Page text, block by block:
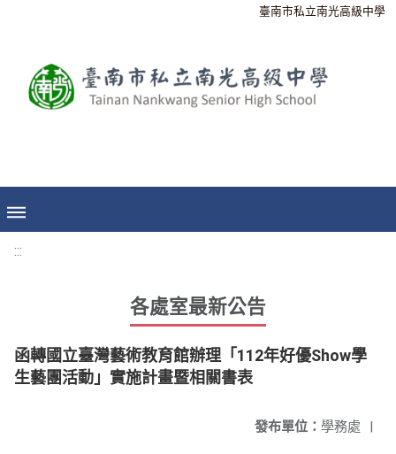
臺南市私立南光高級中學
:::
各處室最新公告
函轉國立臺灣藝術教育館辦理「112年好優Show學
生藝團活動」實施計畫暨相關書表
發布單位： 學務處 |